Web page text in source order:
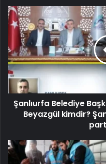
Şanlıurfa Belediye
Beyazgül kimdir?